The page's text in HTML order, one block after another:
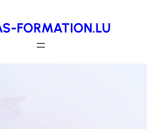
FORMATION.LU